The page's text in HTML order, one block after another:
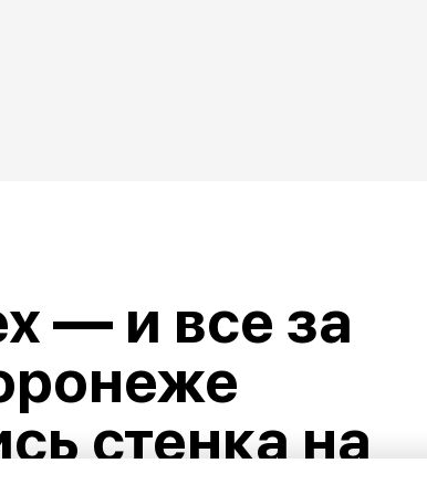
— и все за
стенка на